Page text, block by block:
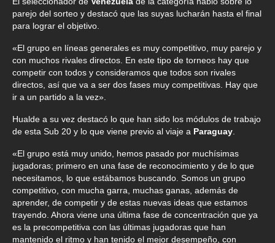
parejo del sorteo y destacó que las suyas lucharán hasta el final
para lograr el objetivo.
«El grupo en líneas generales es muy competitivo, muy parejo y
con muchos rivales directos. En este tipo de torneos hay que
competir con todos y consideramos que todos son rivales
directos, así que va a ser dos fases muy competitivas. Hay que
ir a un partido a la vez».
Hualde a su vez destacó lo que han sido los módulos de trabajo
de esta Sub 20 y lo que viene previo al viaje a Paraguay.
«El grupo está muy unido, hemos pasado por muchísimas
jugadoras; primero en una fase de reconocimiento y de lo que
necesitamos, lo que estábamos buscando. Somos un grupo
competitivo, con mucha garra, muchas ganas, además de
aprender, de competir y de estas nuevas ideas que estamos
trayendo. Ahora viene una última fase de concentración que ya
es la precompetitiva con las últimas jugadoras que han
mantenido el ritmo y han tenido el mejor desempeño, con